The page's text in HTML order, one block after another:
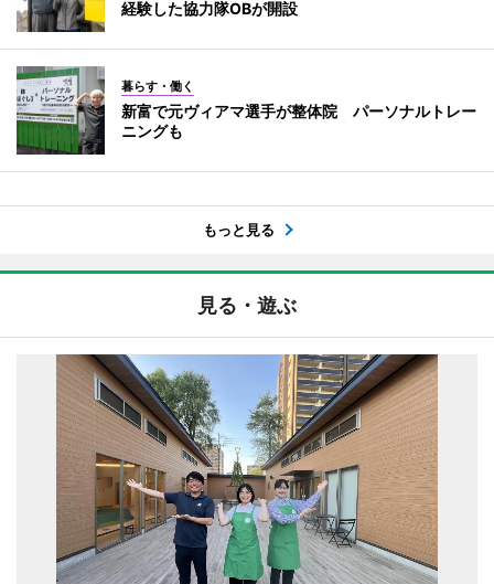
経験した協力隊OBが開設
暮らす・働く
新富で元ヴィアマ選手が整体院 パーソナルトレー
ニングも
もっと見る
見る・遊ぶ